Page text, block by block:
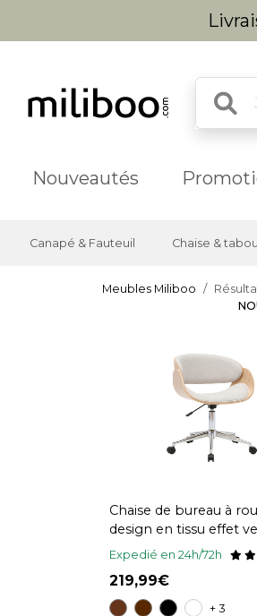
Nouveautés
Canapé & Fauteuil Chaise &
Meubles Miliboo
Chaise de bureau à
design en tissu effet
texturé beige, bois
chromé BENT
Expedié en 24h/72h
219,99
+ 3